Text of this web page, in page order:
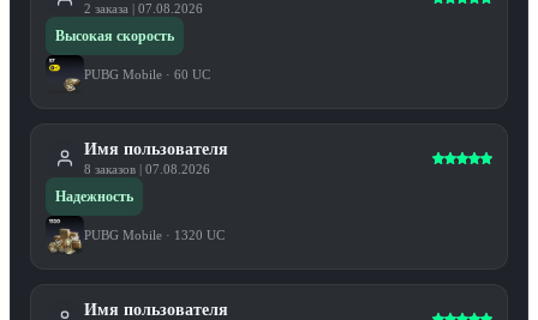
2 заказа | 07.08.2026
Высокая скорость
PUBG Mobile · 60 UC
Имя пользователя
8 заказов | 07.08.2026
Надежность
PUBG Mobile · 1320 UC
Имя пользователя